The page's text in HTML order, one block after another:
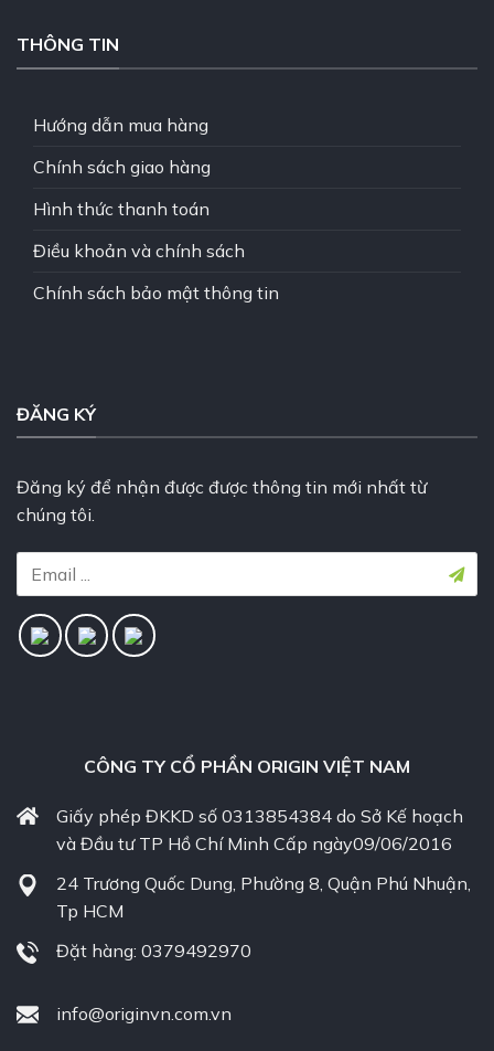
THÔNG TIN
Hướng dẫn mua hàng
Chính sách giao hàng
Hình thức thanh toán
Điều khoản và chính sách
Chính sách bảo mật thông tin
ĐĂNG KÝ
Đăng ký để nhận được được thông tin mới nhất từ
chúng tôi.
CÔNG TY CỔ PHẦN ORIGIN VIỆT NAM
Giấy phép ĐKKD số 0313854384 do Sở Kế hoạch
và Đầu tư TP Hồ Chí Minh Cấp ngày09/06/2016
24 Trương Quốc Dung, Phường 8, Quận Phú Nhuận,
Tp HCM
Đặt hàng: 0379492970
info@originvn.com.vn